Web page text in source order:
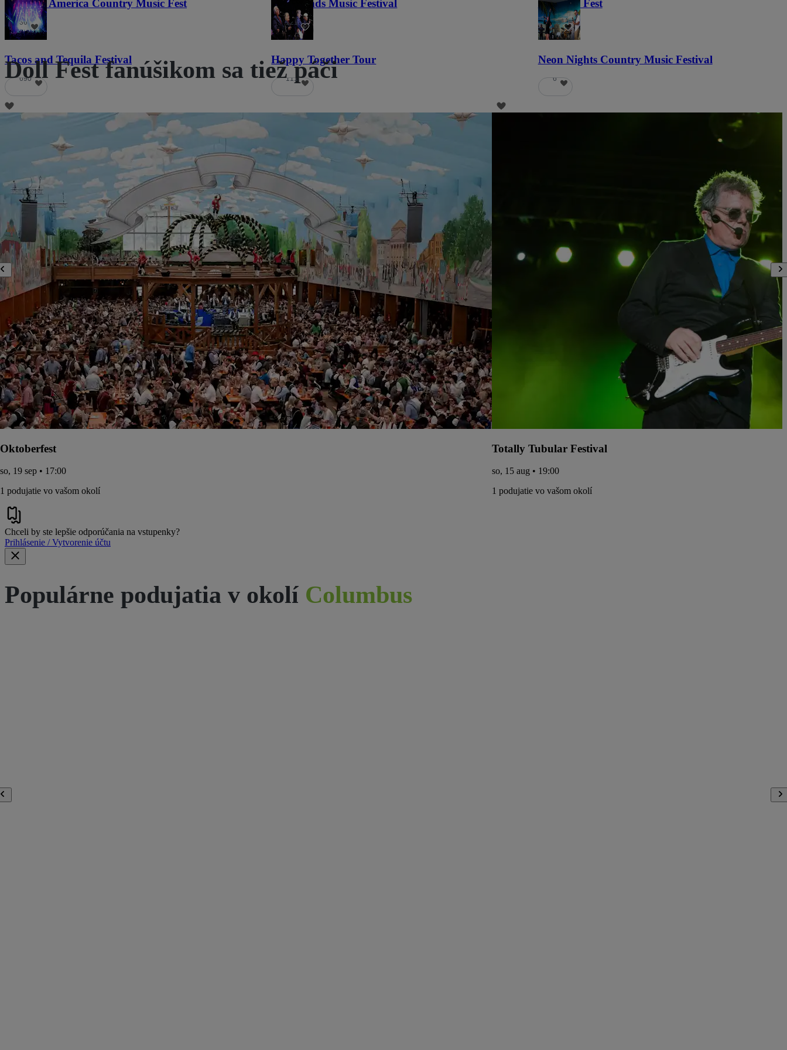
Voices of America Country Music Fest
36
Lost Lands Music Festival
121
Haunted Fest
58
Tacos and Tequila Festival
690
Happy Together Tour
111
Neon Nights Country Music Festival
6
Doll Fest fanúšikom sa tiež páči
Oktoberfest
so, 19 sep • 17:00
1 podujatie vo vašom okolí
Totally Tubular Festival
so, 15 aug • 19:00
1 podujatie vo vašom okolí
Chceli by ste lepšie odporúčania na vstupenky?
Prihlásenie / Vytvorenie účtu
Populárne podujatia v okolí Columbus